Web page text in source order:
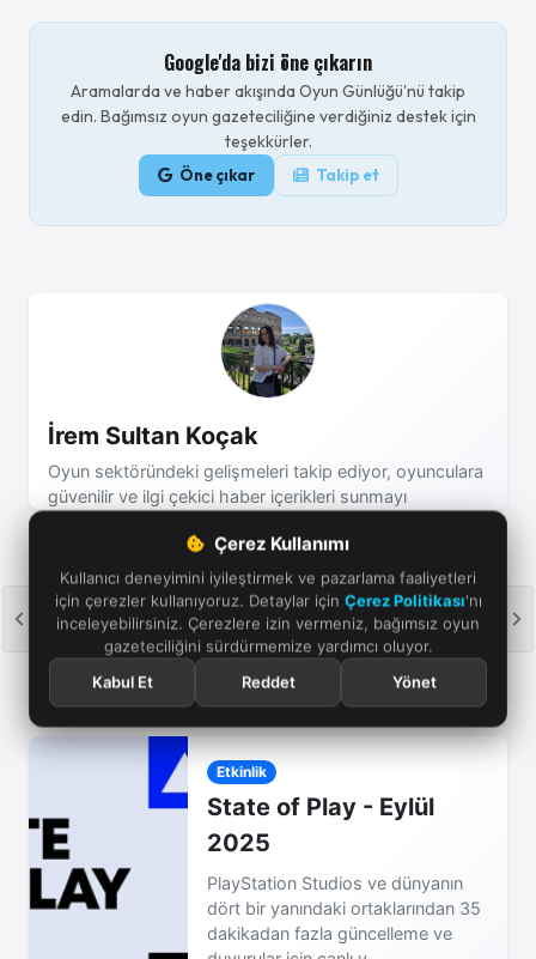
Çerez Kullanımı
Kullanıcı deneyimini iyileştirmek ve pazarlama faaliyetleri
için çerezler kullanıyoruz. Detaylar için Çerez Politikası'nı
inceleyebilirsiniz. Çerezlere izin vermeniz, bağımsız oyun
gazeteciliğini sürdürmemize yardımcı oluyor.
Kabul Et
Reddet Yönet
Google'da bizi öne çıkarın
Aramalarda ve haber akışında Oyun Günlüğü'nü takip
edin. Bağımsız oyun gazeteciliğine verdiğiniz destek için
teşekkürler.
Öne çıkar Takip et
İrem Sultan Koçak
Oyun sektöründeki gelişmeleri takip ediyor, oyunculara
güvenilir ve ilgi çekici haber içerikleri sunmayı
Koei Tecmo
Etkinlik
State of Play - Eylül
2025
PlayStation Studios ve dünyanın
dört bir yanındaki ortaklarından 35
dakikadan fazla güncelleme ve